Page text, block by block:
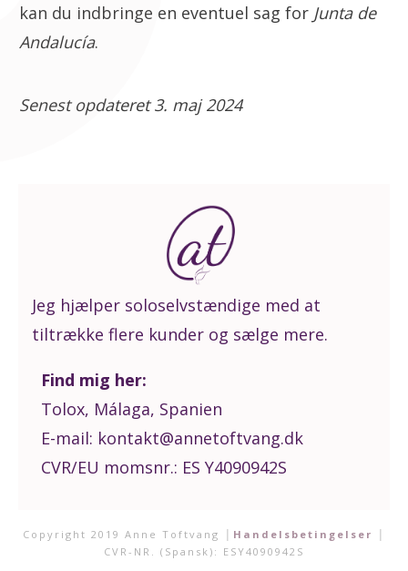
kan du indbringe en eventuel sag for Junta de
Andalucía.
Senest opdateret 3. maj 2024
Jeg hjælper soloselvstændige med at
tiltrække flere kunder og sælge mere.
Find mig her:
Tolox, Málaga, Spanien
E-mail: kontakt@annetoftvang.dk
CVR/EU momsnr.: ES Y4090942S
Copyright 2019 Anne Toftvang Handelsbetingelser
CVR-NR. (Spansk): ESY4090942S